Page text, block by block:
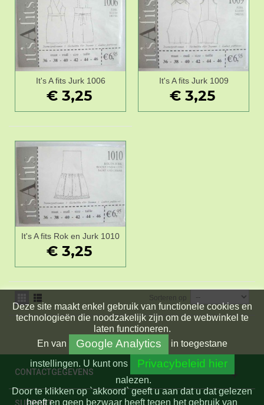
It's A fits Jurk 1006
€ 3,25
It's A fits Jurk 1009
€ 3,25
It's A fits Rok en Jurk 1010
€ 3,25
Sorteren op
CONTACTGEGEVENS
Deze site maakt enkel gebruik van functionele cookies en
technologieën die noodzakelijk zijn om de webwinkel te
laten functioneren.
En van Google Analytics
in toegestane
instellingen. U kunt ons Privacybeleid hier
nalezen.
Door te klikken op `akkoord` geeft u aan dat u dat gelezen
heeft en geen bezwaar heeft tegen het gebruik van